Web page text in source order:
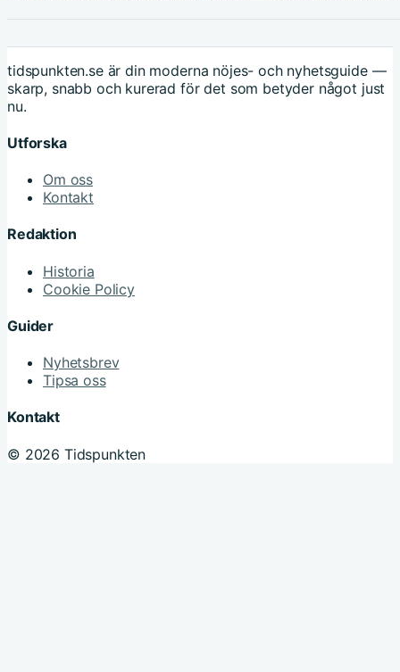
tidspunkten.se är din moderna nöjes- och nyhetsguide —
skarp, snabb och kurerad för det som betyder något just
nu.
Utforska
Om oss
Kontakt
Redaktion
Historia
Cookie Policy
Guider
Nyhetsbrev
Tipsa oss
Kontakt
© 2026 Tidspunkten